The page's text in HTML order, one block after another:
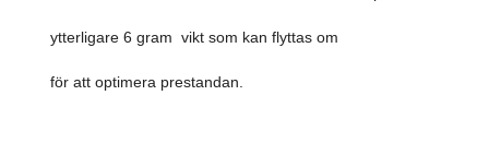
ytterligare 6 gram vikt som kan flyttas om
för att optimera prestandan.